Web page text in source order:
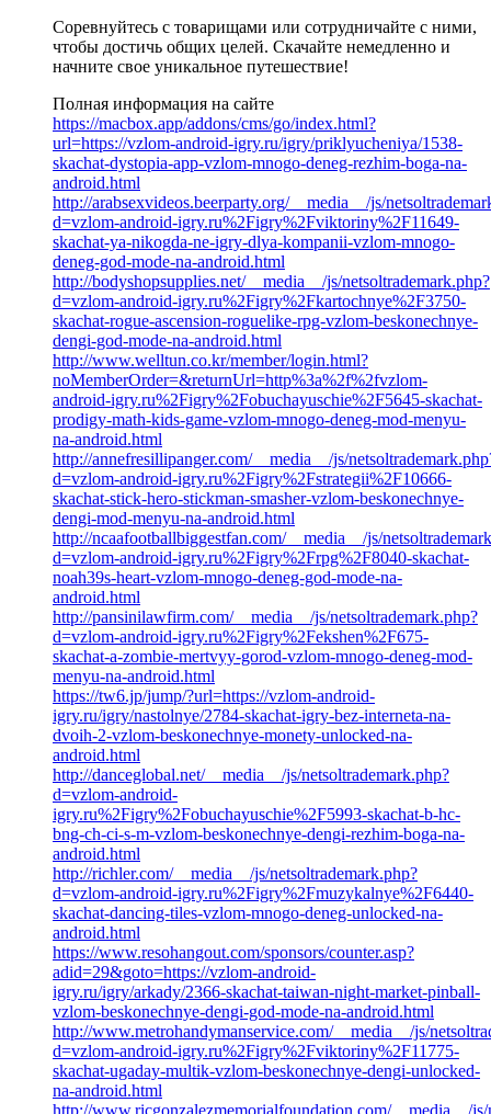
Соревнуйтесь с товарищами или сотрудничайте с ними,
чтобы достичь общих целей. Скачайте немедленно и
начните свое уникальное путешествие!
Полная информация на сайте
https://macbox.app/addons/cms/go/index.html?
url=https://vzlom-android-igry.ru/igry/priklyucheniya/1538-
skachat-dystopia-app-vzlom-mnogo-deneg-rezhim-boga-na-
android.html
http://arabsexvideos.beerparty.org/__media__/js/
d=vzlom-android-igry.ru%2Figry%2Fviktoriny%2F11649-
skachat-ya-nikogda-ne-igry-dlya-kompanii-vzlom-mnogo-
deneg-god-mode-na-android.html
http://bodyshopsupplies.net/__media__/js/netsoltrademark.php?
d=vzlom-android-igry.ru%2Figry%2Fkartochnye%2F3750-
skachat-rogue-ascension-roguelike-rpg-vzlom-beskonechnye-
dengi-god-mode-na-android.html
http://www.welltun.co.kr/member/login.html?
noMemberOrder=&returnUrl=http%3a%2f%2fvzlom-
android-igry.ru%2Figry%2Fobuchayuschie%2F5645-skachat-
prodigy-math-kids-game-vzlom-mnogo-deneg-mod-menyu-
na-android.html
http://annefresillipanger.com/__media__/js/
d=vzlom-android-igry.ru%2Figry%2Fstrategii%2F10666-
skachat-stick-hero-stickman-smasher-vzlom-beskonechnye-
dengi-mod-menyu-na-android.html
http://ncaafootballbiggestfan.com/__media__/js/
d=vzlom-android-igry.ru%2Figry%2Frpg%2F8040-skachat-
noah39s-heart-vzlom-mnogo-deneg-god-mode-na-
android.html
http://pansinilawfirm.com/__media__/js/netsoltrademark.php?
d=vzlom-android-igry.ru%2Figry%2Fekshen%2F675-
skachat-a-zombie-mertvyy-gorod-vzlom-mnogo-deneg-mod-
menyu-na-android.html
https://tw6.jp/jump/?url=https://vzlom-android-
igry.ru/igry/nastolnye/2784-skachat-igry-bez-interneta-na-
dvoih-2-vzlom-beskonechnye-monety-unlocked-na-
android.html
http://danceglobal.net/__media__/js/netsoltrademark.php?
d=vzlom-android-
igry.ru%2Figry%2Fobuchayuschie%2F5993-skachat-b-hc-
bng-ch-ci-s-m-vzlom-beskonechnye-dengi-rezhim-boga-na-
android.html
http://richler.com/__media__/js/netsoltrademark.php?
d=vzlom-android-igry.ru%2Figry%2Fmuzykalnye%2F6440-
skachat-dancing-tiles-vzlom-mnogo-deneg-unlocked-na-
android.html
https://www.resohangout.com/sponsors/counter.asp?
adid=29&goto=https://vzlom-android-
igry.ru/igry/arkady/2366-skachat-taiwan-night-market-pinball-
vzlom-beskonechnye-dengi-god-mode-na-android.html
http://www.metrohandymanservice.com/__media__/js/
d=vzlom-android-igry.ru%2Figry%2Fviktoriny%2F11775-
skachat-ugaday-multik-vzlom-beskonechnye-dengi-unlocked-
na-android.html
http://www.ricgonzalezmemorialfoundation.com/__media__/js/